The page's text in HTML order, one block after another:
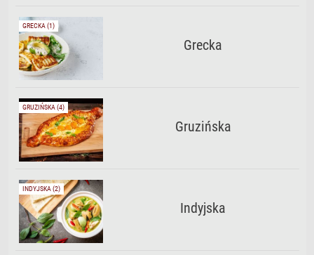
GRECKA (1)
Grecka
GRUZIŃSKA (4)
Gruzińska
INDYJSKA (2)
Indyjska